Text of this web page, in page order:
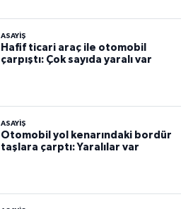
ASAYİŞ
Hafif ticari araç ile otomobil
çarpıştı: Çok sayıda yaralı var
ASAYİŞ
Otomobil yol kenarındaki bordür
taşlara çarptı: Yaralılar var